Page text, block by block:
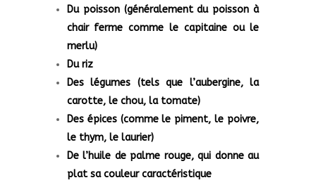
Du poisson (généralement du poisson à
chair ferme comme le capitaine ou le
merlu)
Du riz
Des légumes (tels que l’aubergine, la
carotte, le chou, la tomate)
Des épices (comme le piment, le poivre,
le thym, le laurier)
De l’huile de palme rouge, qui donne au
plat sa couleur caractéristique